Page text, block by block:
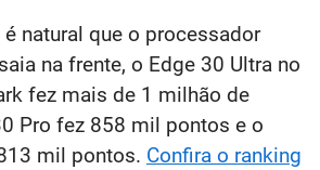
natural que o processador
na frente, o Edge 30 Ultra no
fez mais de 1 milhão de
Pro fez 858 mil pontos e o
mil pontos. Confira o ranking